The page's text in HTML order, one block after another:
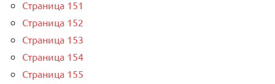
Страница 151
Страница 152
Страница 153
Страница 154
Страница 155